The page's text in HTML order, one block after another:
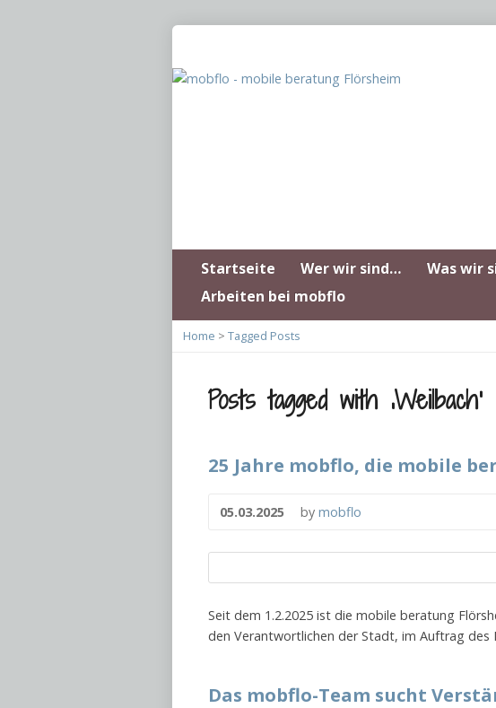
Startseite Wer wir sind… Was wir
Arbeiten bei mobflo
Home > Tagged Posts
Posts tagged with ‚Weilbach‘
25 Jahre mobflo, die mobile
05.03.2025 by mobflo
Seit dem 1.2.2025 ist die mobile beratung
den Verantwortlichen der Stadt, im Auftrag
Das mobflo-Team sucht